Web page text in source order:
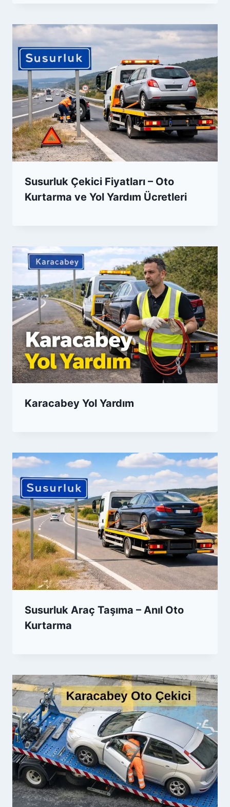
Susurluk Çekici Fiyatları – Oto
Kurtarma ve Yol Yardım Ücretleri
Karacabey Yol Yardım
Susurluk Araç Taşıma – Anıl Oto
Kurtarma